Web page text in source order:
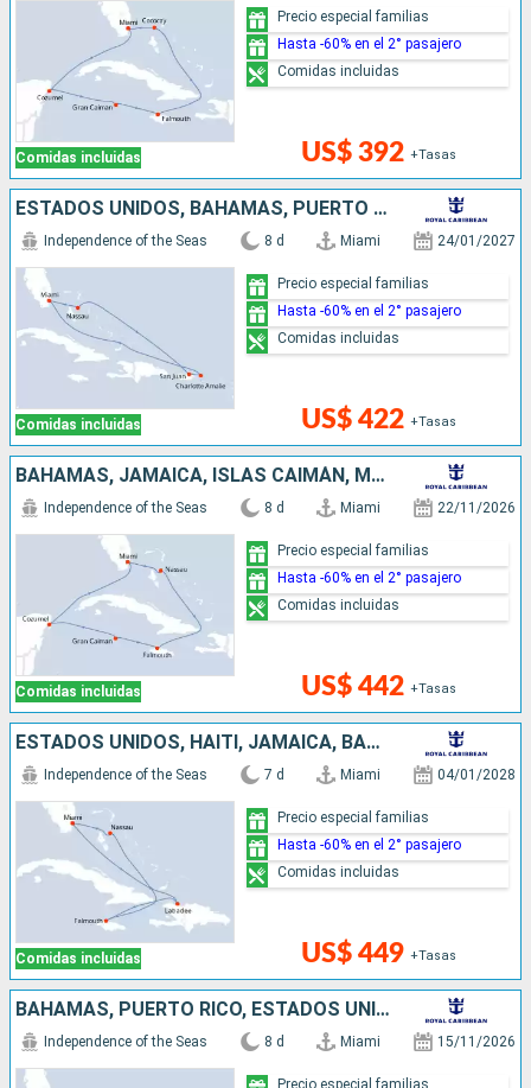
Comidas incluidas US$ 392 +Tasas
Precio especial familias
Hasta -60% en el 2° pasajero
Comidas incluidas
ESTADOS UNIDOS, BAHAMAS, PUERTO RICO
Comidas incluidas
Independence of the Seas 8 d Miami 24/01/2027
US$ 422 +Tasas
Precio especial familias
Hasta -60% en el 2° pasajero
Comidas incluidas
BAHAMAS, JAMAICA, ISLAS CAIMÁN, MÉXICO, ESTADOS UNIDOS
Comidas incluidas
Independence of the Seas 8 d Miami 22/11/2026
US$ 442 +Tasas
Precio especial familias
Hasta -60% en el 2° pasajero
Comidas incluidas
ESTADOS UNIDOS, HAITI, JAMAICA, BAHAMAS
Comidas incluidas
Independence of the Seas 7 d Miami 04/01/2028
US$ 449 +Tasas
Precio especial familias
Hasta -60% en el 2° pasajero
Comidas incluidas
BAHAMAS, PUERTO RICO, ESTADOS UNIDOS
Independence of the Seas 8 d Miami 15/11/2026
Precio especial familias